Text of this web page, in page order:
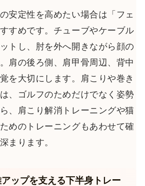
安定性を高めたい場合は「フェ
すめです。チューブやケーブル
トし、肘を外へ開きながら顔の
肩の後ろ側、肩甲骨周辺、背中
を大切にします。肩こりや巻き
、ゴルフのためだけでなく姿勢
、肩こり解消トレーニングや猫
めのトレーニングもあわせて確
まります。
ップを支える下半身トレー